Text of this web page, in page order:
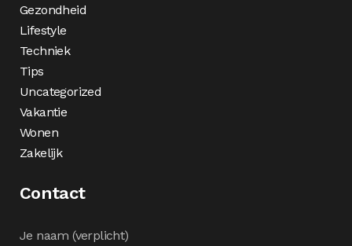
Gezondheid
Lifestyle
Techniek
Tips
Uncategorized
Vakantie
Wonen
Zakelijk
Contact
Je naam (verplicht)